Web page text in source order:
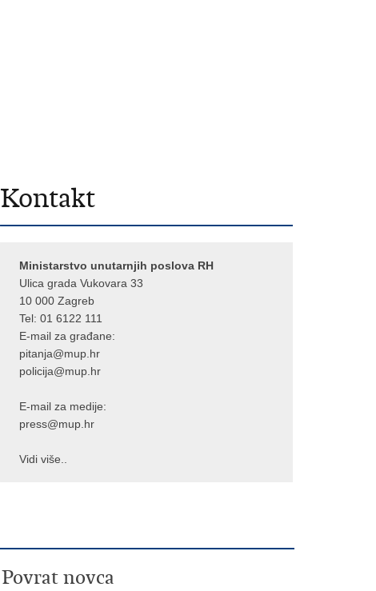
Kontakt
Ministarstvo unutarnjih poslova RH
Ulica grada Vukovara 33
10 000 Zagreb
Tel: 01 6122 111
E-mail za građane:
pitanja@mup.hr
policija@mup.hr
E-mail za medije:
press@mup.hr
Vidi više..
Povrat novca